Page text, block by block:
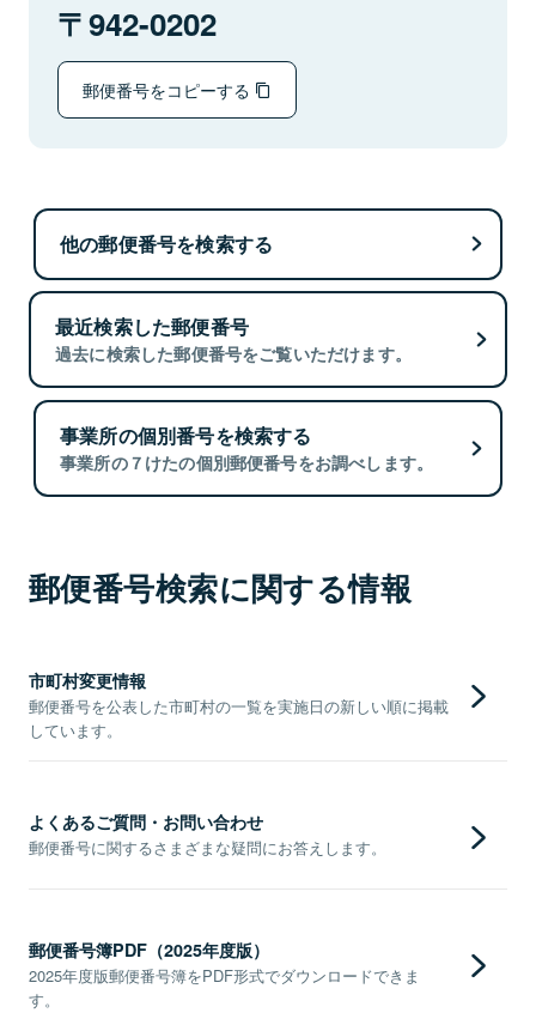
942-0202
郵便番号をコピーする
他の郵便番号を検索する
最近検索した郵便番号
過去に検索した郵便番号をご覧いただけます。
事業所の個別番号を検索する
事業所の７けたの個別郵便番号をお調べします。
郵便番号検索に関する情報
市町村変更情報
郵便番号を公表した市町村の一覧を実施日の新しい順に掲載
しています。
よくあるご質問・お問い合わせ
郵便番号に関するさまざまな疑問にお答えします。
郵便番号簿PDF（2025年度版）
2025年度版郵便番号簿をPDF形式でダウンロードできま
す。